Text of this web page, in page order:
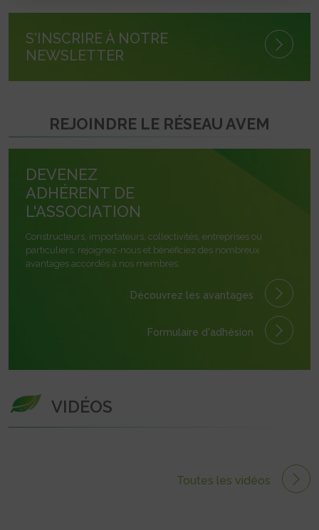
S'INSCRIRE À NOTRE
NEWSLETTER
REJOINDRE LE RÉSEAU AVEM
DEVENEZ
ADHÉRENT DE
L'ASSOCIATION
Constructeurs, importateurs, collectivités, entreprises ou
particuliers, rejoignez-nous et bénéficiez des nombreux
avantages accordés à nos membres.
Découvrez les avantages
Formulaire d'adhésion
VIDÉOS
Toutes les vidéos